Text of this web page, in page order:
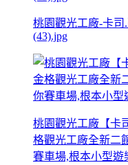
桃園觀光工廠-卡
(43).jpg
桃園觀光工廠【卡
格觀光工廠全新二
賽車場,根本小型遊